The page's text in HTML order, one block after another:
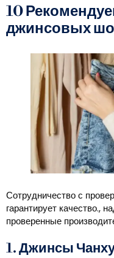
10
джинсовых
Сотрудничество с
гарантирует качество.,
проверенные
1. Джинсы